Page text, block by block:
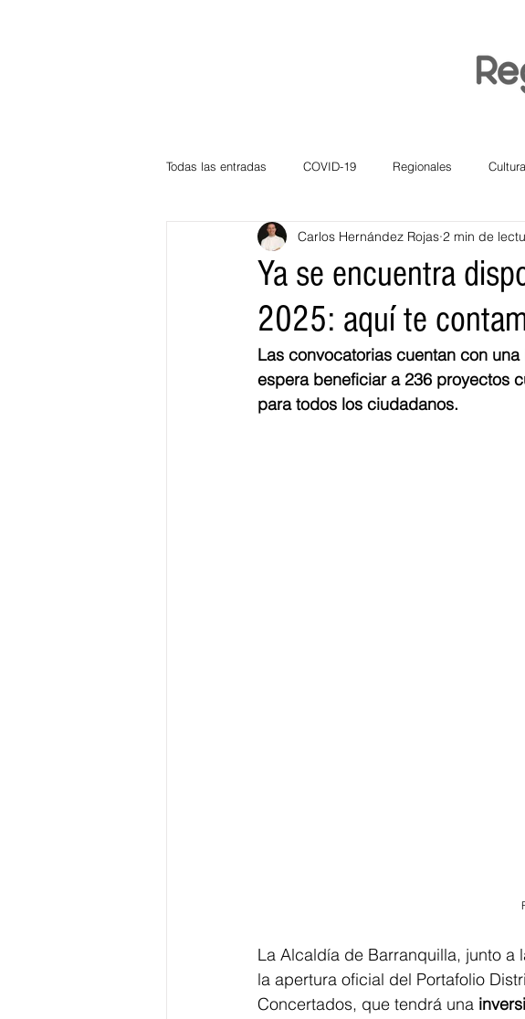
Todas las entradas COVID-19 Regionales
Atlántico La Guajira Cesar
Bloggeros Hermanos Mayores
Educación BID BIENESTAR
Ya se encuentra
2025: aquí te
Carlos Hernández Rojas 2 min de
Las convocatorias cuentan con
espera beneficiar a 236 proyectos
para todos los ciudadanos.
La Alcaldía de Barranquilla, junto a
la apertura oficial del Portafolio
Concertados, que tendrá una